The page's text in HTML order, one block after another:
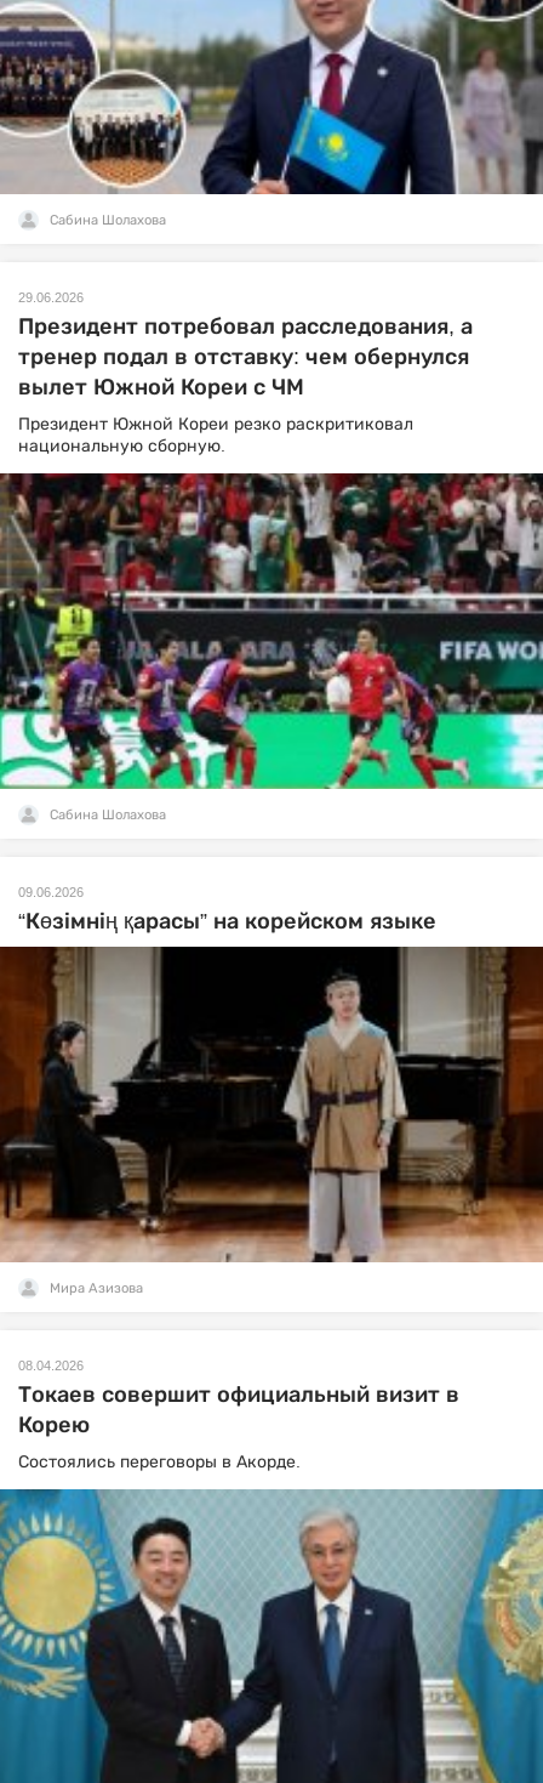
Сабина Шолахова
29.06.2026
Президент потребовал расследования, а
тренер подал в отставку: чем обернулся
вылет Южной Кореи с ЧМ
Президент Южной Кореи резко раскритиковал
национальную сборную.
Сабина Шолахова
09.06.2026
“Көзімнің қарасы” на корейском языке
Мира Азизова
08.04.2026
Токаев совершит официальный визит в
Корею
Состоялись переговоры в Акорде.